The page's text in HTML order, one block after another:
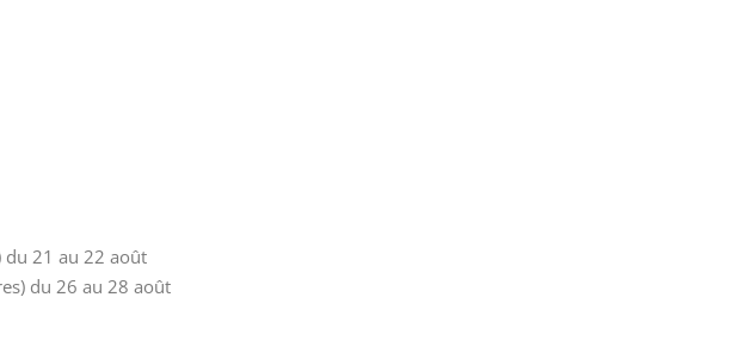
du 21 au 22 août
du 26 au 28 août